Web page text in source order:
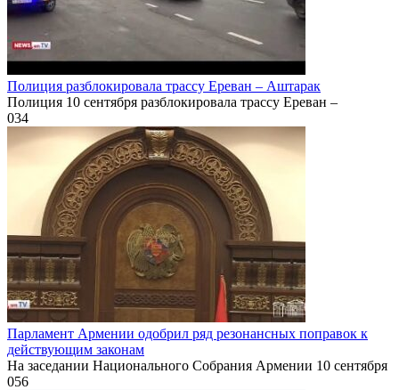
Полиция разблокировала трассу Ереван – Аштарак
Полиция 10 сентября разблокировала трассу Ереван –
034
Парламент Армении одобрил ряд резонансных поправок к
действующим законам
На заседании Национального Собрания Армении 10 сентября
056